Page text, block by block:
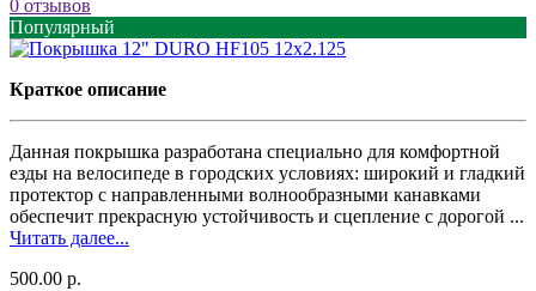
0 отзывов
Популярный
Краткое описание
Данная покрышка разработана специально для комфортной
езды на велосипеде в городских условиях: широкий и гладкий
протектор с направленными волнообразными канавками
обеспечит прекрасную устойчивость и сцепление с дорогой ...
Читать далее...
500.00 р.